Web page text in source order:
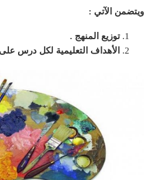
ويتضمن الآتي :
توزيع المنهج .
الأهداف التعليمية لكل درس